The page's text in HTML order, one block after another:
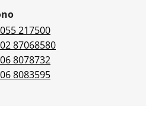
217500
87068580
8078732
8083595